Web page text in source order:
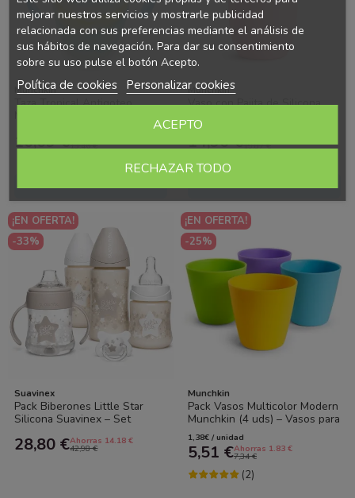
Munchkin
Taza Tropical Antigoteo
Munchkin 200ml – Vaso Bebé
Sin Derrames...
10,09 €13,46 €
Añadir al carrito
Munchkin
Vaso con Pajita de Silicona
Antigoteo Suave y Segura
14,90 €19,87 €
Añadir al carrito
¡EN OFERTA!
-33%
Suavinex
Pack Biberones Little Star
Silicona Suavinex – Set
Bebé
28,80 €Ahorras 14.18 €
42,98 €
¡EN OFERTA!
-25%
Munchkin
Pack Vasos Multicolor Modern
Munchkin (4 uds) – Vasos para
Bebé Resistentes y Sin BPA
1,38€ / unidad
5,51 €Ahorras 1.83 €
7,34 €
(2)
mejorar nuestros servicios y mostrarle publicidad
relacionada con sus preferencias mediante el análisis de
sus hábitos de navegación. Para dar su consentimiento
sobre su uso pulse el botón Acepto.
Política de cookies Personalizar cookies
RECHAZAR TODO
ACEPTO